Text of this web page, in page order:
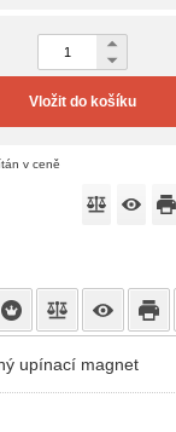
Vložit do košíku
v ceně
upínací magnet